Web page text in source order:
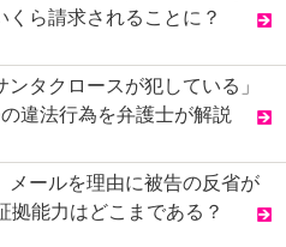
くら請求されることに？
ンタクロースが犯している」
違法行為を弁護士が解説
メールを理由に被告の反省が
能力はどこまである？